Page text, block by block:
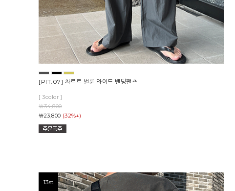
[PIT.07] 차르르 벌룬 와이드 밴딩팬츠
[ 3color ]
￦34,800
￦23,800 (32%↓)
13st